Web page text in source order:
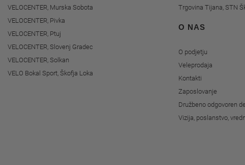
VELOCENTER, Murska Sobota
VELOCENTER, Pivka
VELOCENTER, Ptuj
VELOCENTER, Slovenj Gradec
VELOCENTER, Solkan
VELO Bokal Sport, Škofja Loka
Trgovina Tijana, STN
O NAS
O podjetju
Veleprodaja
Kontakti
Zaposlovanje
Družbeno odgovoren
Vizija, poslanstvo,